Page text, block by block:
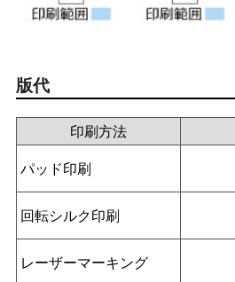
版代
印刷方法
パッド印刷
回転シルク印刷
レーザーマーキング